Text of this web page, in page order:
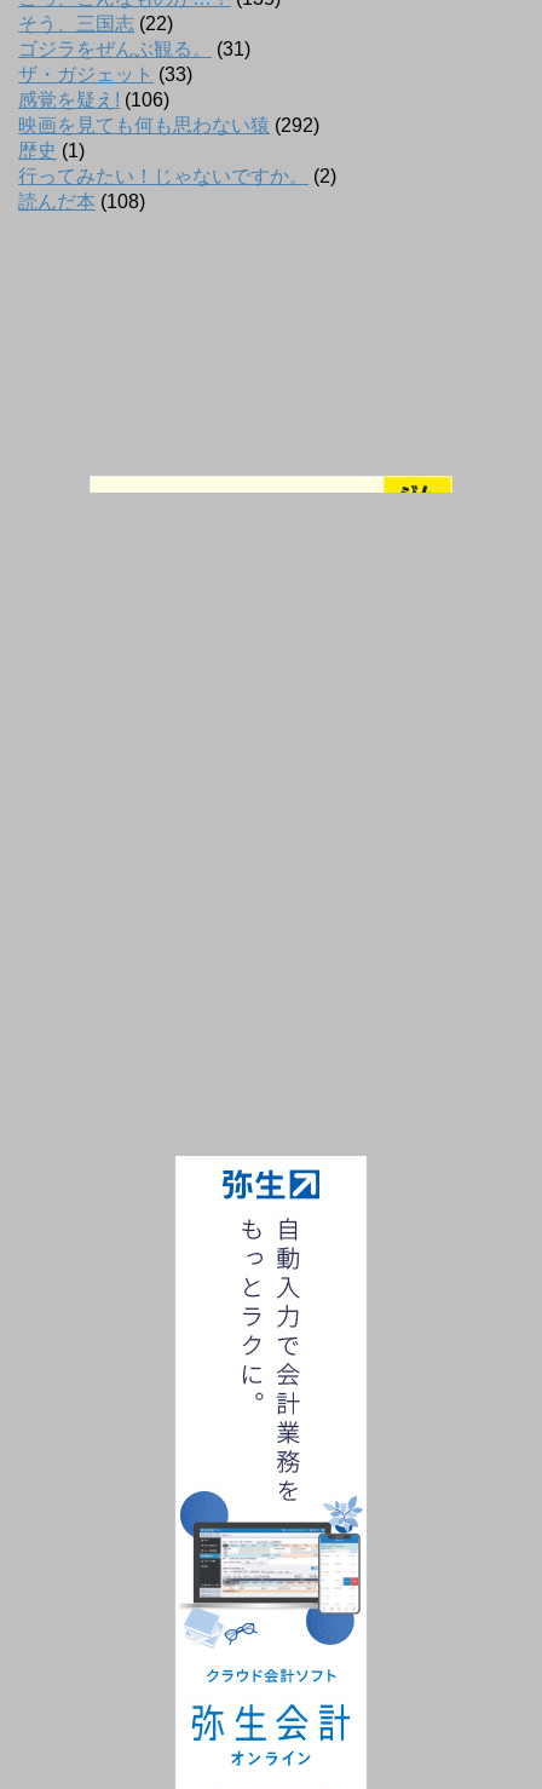
そう、三国志 (22)
ゴジラをぜんぶ観る。
(31)
ザ・ガジェット (33)
感覚を疑え! (106)
映画を見ても何も思わない猿 (292)
歴史 (1)
行ってみたい！じゃないですか。
(2)
読んだ本 (108)